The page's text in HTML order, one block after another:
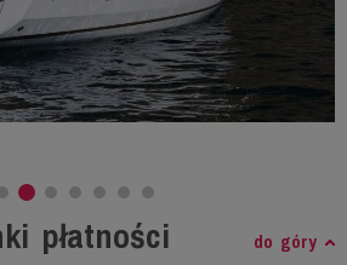
płatności do góry